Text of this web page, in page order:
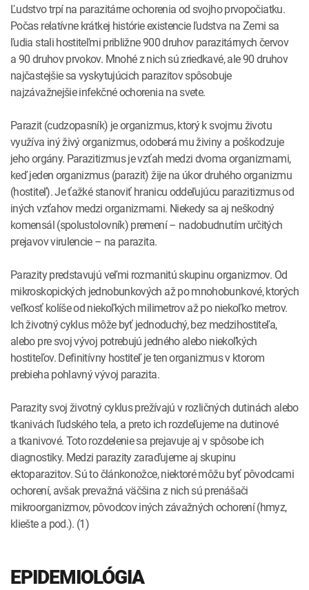
Ľudstvo trpí na parazitárne ochorenia od svojho prvopočiatku.
Počas relatívne krátkej histórie existencie ľudstva na Zemi sa
ľudia stali hostiteľmi približne 900 druhov parazitárnych červov
a 90 druhov prvokov. Mnohé z nich sú zriedkavé, ale 90 druhov
najčastejšie sa vyskytujúcich parazitov spôsobuje
najzávažnejšie infekčné ochorenia na svete.
Parazit (cudzopasník) je organizmus, ktorý k svojmu životu
využíva iný živý organizmus, odoberá mu živiny a poškodzuje
jeho orgány. Parazitizmus je vzťah medzi dvoma organizmami,
keď jeden organizmus (parazit) žije na úkor druhého organizmu
(hostiteľ). Je ťažké stanoviť hranicu oddeľujúcu parazitizmus od
iných vzťahov medzi organizmami. Niekedy sa aj neškodný
komensál (spolustolovník) premení – nadobudnutím určitých
prejavov virulencie – na parazita.
Parazity predstavujú veľmi rozmanitú skupinu organizmov. Od
mikroskopických jednobunkových až po mnohobunkové, ktorých
veľkosť kolíše od niekoľkých milimetrov až po niekoľko metrov.
Ich životný cyklus môže byť jednoduchý, bez medzihostiteľa,
alebo pre svoj vývoj potrebujú jedného alebo niekoľkých
hostiteľov. Definitívny hostiteľ je ten organizmus v ktorom
prebieha pohlavný vývoj parazita.
Parazity svoj životný cyklus prežívajú v rozličných dutinách alebo
tkanivách ľudského tela, a preto ich rozdeľujeme na dutinové
a tkanivové. Toto rozdelenie sa prejavuje aj v spôsobe ich
diagnostiky. Medzi parazity zaraďujeme aj skupinu
ektoparazitov. Sú to článkonožce, niektoré môžu byť pôvodcami
ochorení, avšak prevažná väčšina z nich sú prenášači
mikroorganizmov, pôvodcov iných závažných ochorení (hmyz,
kliešte a pod.). (1)
EPIDEMIOLÓGIA